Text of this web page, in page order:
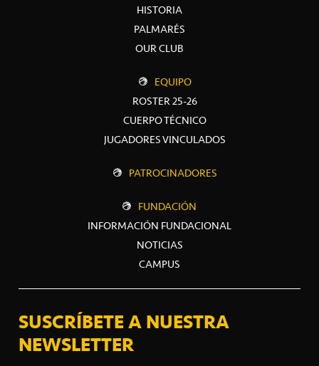
HISTORIA
PALMARÉS
OUR CLUB
EQUIPO
ROSTER 25-26
CUERPO TÉCNICO
JUGADORES VINCULADOS
PATROCINADORES
FUNDACIÓN
INFORMACIÓN FUNDACIONAL
NOTICIAS
CAMPUS
SUSCRÍBETE A NUESTRA
NEWSLETTER